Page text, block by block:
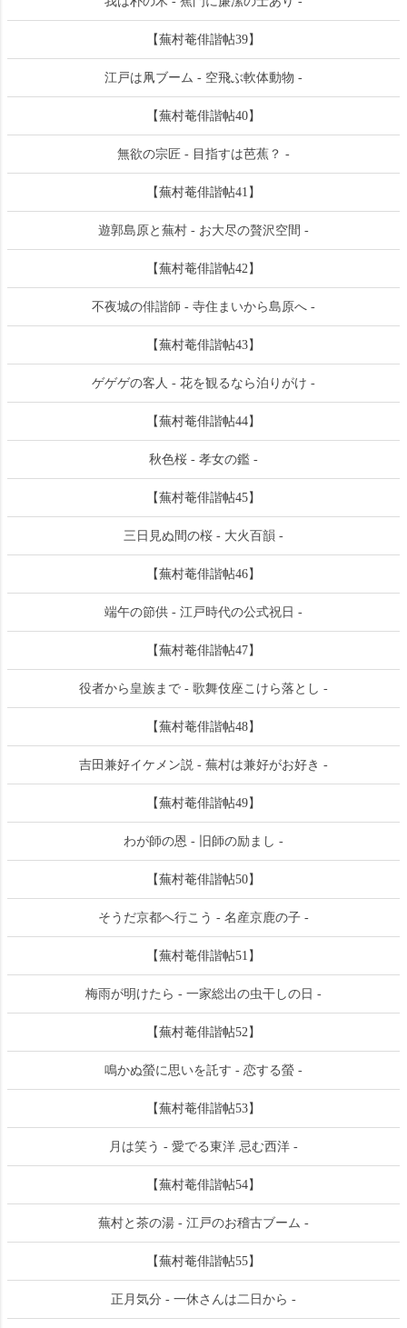
【蕪村菴俳諧帖39】
江戸は凧ブーム - 空飛ぶ軟体動物 -
【蕪村菴俳諧帖40】
無欲の宗匠 - 目指すは芭蕉？ -
【蕪村菴俳諧帖41】
遊郭島原と蕪村 - お大尽の贅沢空間 -
【蕪村菴俳諧帖42】
不夜城の俳諧師 - 寺住まいから島原へ -
【蕪村菴俳諧帖43】
ゲゲゲの客人 - 花を観るなら泊りがけ -
【蕪村菴俳諧帖44】
秋色桜 - 孝女の鑑 -
【蕪村菴俳諧帖45】
三日見ぬ間の桜 - 大火百韻 -
【蕪村菴俳諧帖46】
端午の節供 - 江戸時代の公式祝日 -
【蕪村菴俳諧帖47】
役者から皇族まで - 歌舞伎座こけら落とし -
【蕪村菴俳諧帖48】
吉田兼好イケメン説 - 蕪村は兼好がお好き -
【蕪村菴俳諧帖49】
わが師の恩 - 旧師の励まし -
【蕪村菴俳諧帖50】
そうだ京都へ行こう - 名産京鹿の子 -
【蕪村菴俳諧帖51】
梅雨が明けたら - 一家総出の虫干しの日 -
【蕪村菴俳諧帖52】
鳴かぬ螢に思いを託す - 恋する螢 -
【蕪村菴俳諧帖53】
月は笑う - 愛でる東洋 忌む西洋 -
【蕪村菴俳諧帖54】
蕪村と茶の湯 - 江戸のお稽古ブーム -
【蕪村菴俳諧帖55】
正月気分 - 一休さんは二日から -